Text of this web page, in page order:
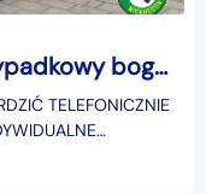
Citroen C4 Picasso II bezwypadkowy bogate wyposażenie Gwarancja
TELEFONICZNIE